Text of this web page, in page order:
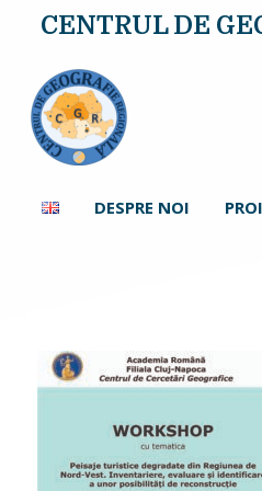
CENTRUL DE
DESPRE NOI